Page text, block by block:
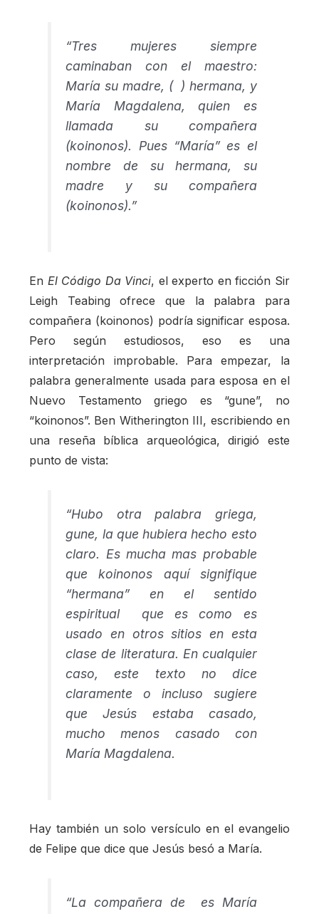
“Tres mujeres siempre
caminaban con el maestro:
María su madre, ( ) hermana, y
María Magdalena, quien es
llamada su compañera
(koinonos). Pues “María” es el
nombre de su hermana, su
madre y su compañera
(koinonos).”
En El Código Da Vinci, el experto en ficción Sir
Leigh Teabing ofrece que la palabra para
compañera (koinonos) podría significar esposa.
Pero según estudiosos, eso es una
interpretación improbable. Para empezar, la
palabra generalmente usada para esposa en el
Nuevo Testamento griego es “gune”, no
“koinonos”. Ben Witherington III, escribiendo en
una reseña bíblica arqueológica, dirigió este
punto de vista:
“Hubo otra palabra griega,
gune, la que hubiera hecho esto
claro. Es mucha mas probable
que koinonos aquí signifique
“hermana” en el sentido
espiritual que es como es
usado en otros sitios en esta
clase de literatura. En cualquier
caso, este texto no dice
claramente o incluso sugiere
que Jesús estaba casado,
mucho menos casado con
María Magdalena.
Hay también un solo versículo en el evangelio
de Felipe que dice que Jesús besó a María.
“La compañera de es María